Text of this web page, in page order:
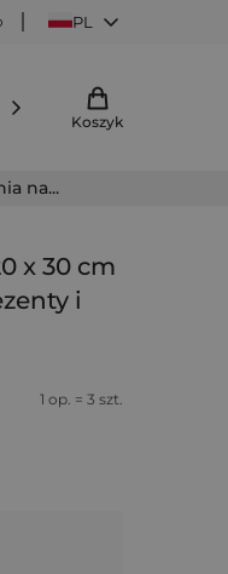
PL
Koszyk
na...
x 30 cm
i
1 op. = 3 szt.